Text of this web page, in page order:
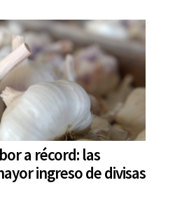
a récord: las
ingreso de divisas